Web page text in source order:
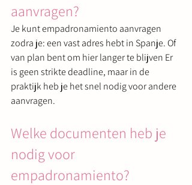
aanvragen?
Je kunt empadronamiento aanvragen
zodra je: een vast adres hebt in Spanje. Of
van plan bent om hier langer te blijven Er
is geen strikte deadline, maar in de
praktijk heb je het snel nodig voor andere
aanvragen.
Welke documenten heb je
nodig voor
empadronamiento?